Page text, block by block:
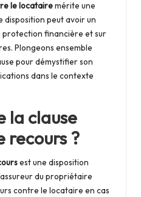
le locatairemérite une
peut avoir un
financière et sur
. Plongeons ensemble
pour démystifier son
dans le contexte
la clause
recours ?
est une disposition
du propriétaire
contre le locataire en cas